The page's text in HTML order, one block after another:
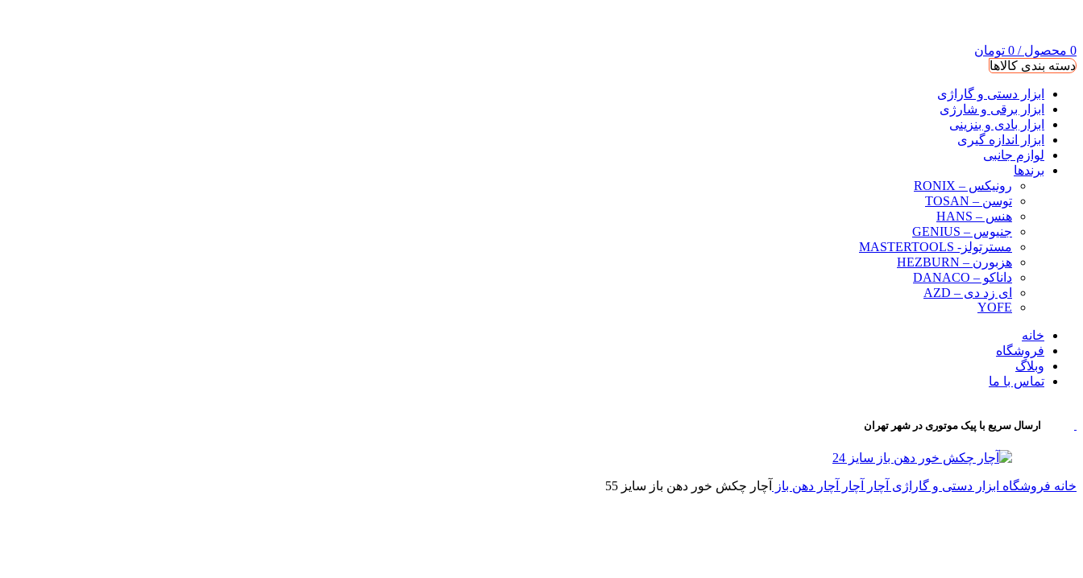
0 محصول /
0 تومان
دسته بندی کالاها
ابزار دستی و گاراژی
ابزار برقی و شارژی
ابزار بادی و بنزینی
ابزار اندازه گیری
لوازم جانبی
برندها
رونیکس – RONIX
توسن – TOSAN
هنس – HANS
جنیوس – GENIUS
مسترتولز- MASTERTOOLS
هزبورن – HEZBURN
داناکو – DANACO
ای زد دی – AZD
YOFE
خانه
فروشگاه
وبلاگ
تماس با ما
ارسال سریع با پیک موتوری در شهر تهران
خانه فروشگاه ابزار دستی و گاراژی آچار آچار آچار دهن باز آچار چکش خور دهن باز سایز 55